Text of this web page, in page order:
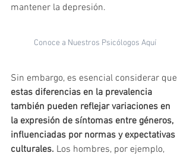
mantener la depresión.
Conoce a Nuestros Psicólogos Aquí
Sin embargo, es esencial considerar que
estas diferencias en la prevalencia
también pueden reflejar variaciones en
la expresión de síntomas entre géneros,
influenciadas por normas y expectativas
culturales. Los hombres, por ejemplo,